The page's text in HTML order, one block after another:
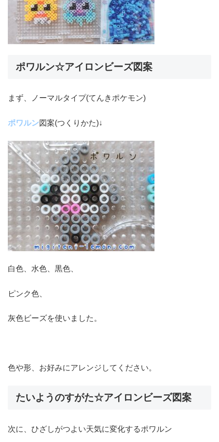
ポワルン☆アイロンビーズ図案
まず、ノーマルタイプ(てんきポケモン)
ポワルン図案(つくりかた)↓
白色、水色、黒色、
ピンク色、
灰色ビーズを使いました。
色や形、お好みにアレンジしてください。
たいようのすがた☆アイロンビーズ図案
次に、ひざしがつよい天気に変化するポワルン